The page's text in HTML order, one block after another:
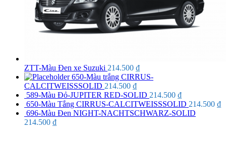
ZTT-Màu Đen xe Suzuki 214.500 ₫
650-Màu trắng CIRRUS-
CALCITWEISSSOLID 214.500 ₫
589-Màu Đỏ-JUPITER RED-SOLID 214.500 ₫
650-Màu Tắng CIRRUS-CALCITWEISSSOLID 214.500 ₫
696-Màu Đen NIGHT-NACHTSCHWARZ-SOLID
214.500 ₫